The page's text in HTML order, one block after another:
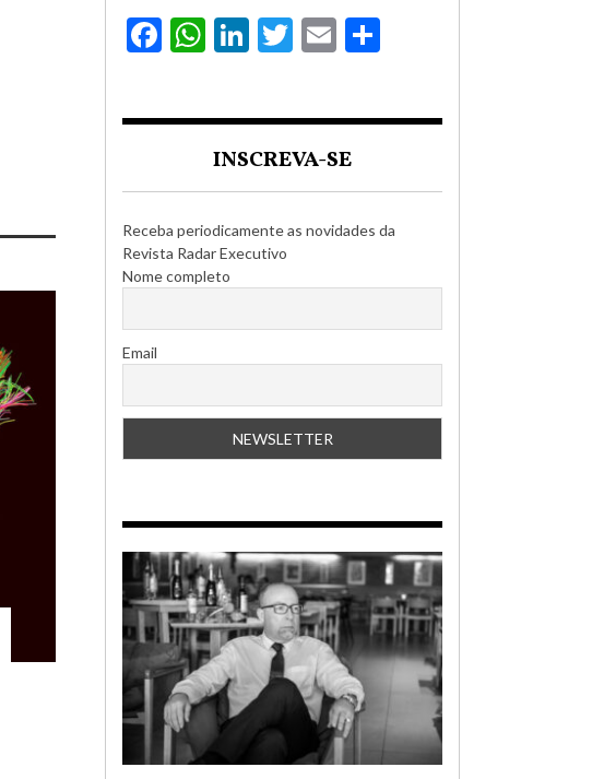
Facebook
WhatsApp
LinkedIn
Twitter
Email
INSCREVA-SE
Receba periodicamente as novidades da
Revista Radar Executivo
Nome completo
Email